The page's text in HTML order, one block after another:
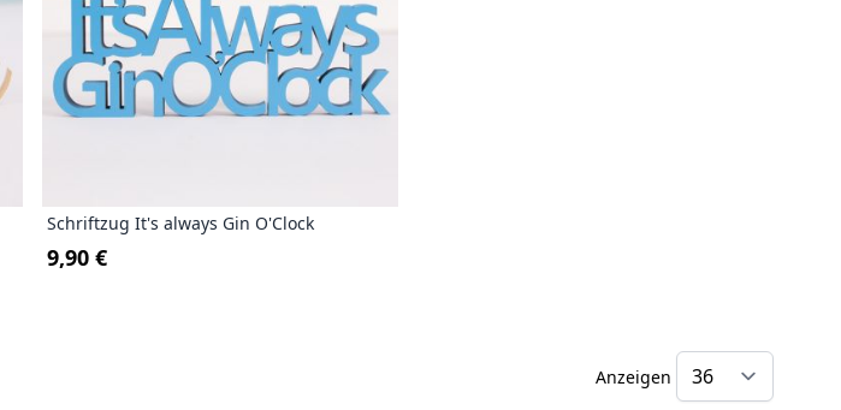
Schriftzug It's always Gin O'Clock
9,90 €
Anzeigen